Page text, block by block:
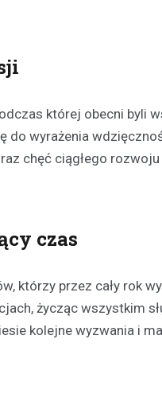
której obecni byli
do wyrażenia
chęć ciągłego
czas
którzy przez cały rok
życząc wszystkim
kolejne wyzwania i
30
W